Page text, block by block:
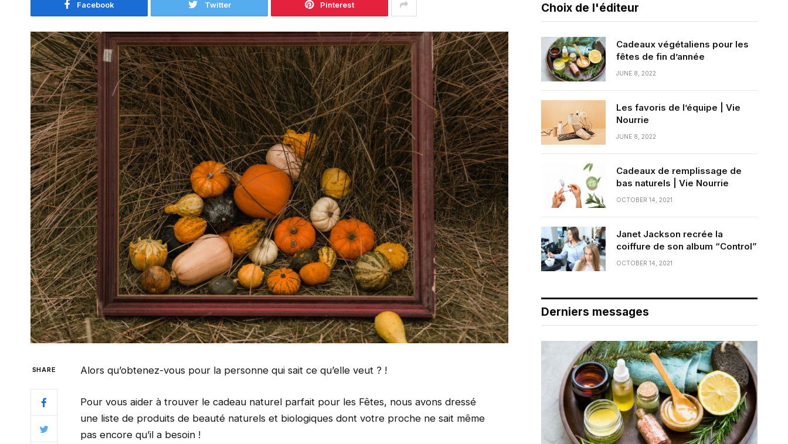
Facebook Twitter Pinterest
SHARE Alors qu’obtenez-vous pour la personne qui sait ce qu’elle veut ? !
Pour vous aider à trouver le cadeau naturel parfait pour les Fêtes, nous avons dressé
une liste de produits de beauté naturels et biologiques dont votre proche ne sait même
pas encore qu’il a besoin !
Choix de l'éditeur
Cadeaux végétaliens pour les
fêtes de fin d’année
JUNE 8, 2022
Les favoris de l’équipe | Vie
Nourrie
JUNE 8, 2022
Cadeaux de remplissage de
bas naturels | Vie Nourrie
OCTOBER 14, 2021
Janet Jackson recrée la
coiffure de son album “Control”
OCTOBER 14, 2021
Derniers messages